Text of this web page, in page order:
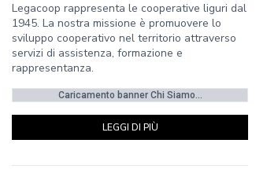
Legacoop rappresenta le cooperative liguri dal
1945. La nostra missione è promuovere lo
sviluppo cooperativo nel territorio attraverso
servizi di assistenza, formazione e
rappresentanza.
Caricamento banner Chi Siamo...
LEGGI DI PIÙ